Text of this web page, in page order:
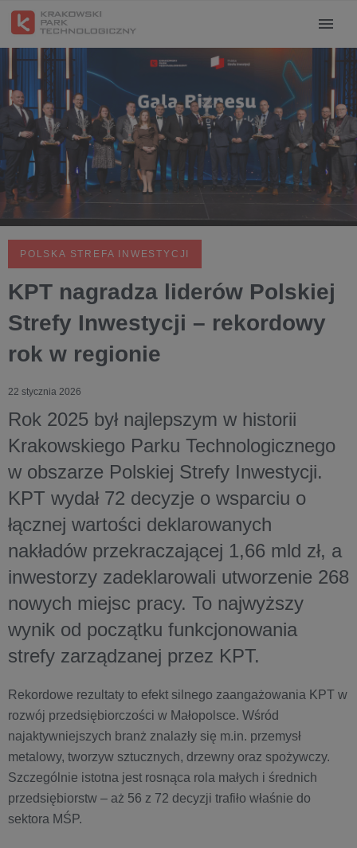
POLSKA STREFA INWESTYCJI
KPT nagradza liderów Polskiej
Strefy Inwestycji – rekordowy
rok w regionie
22 stycznia 2026
Rok 2025 był najlepszym w historii
Krakowskiego Parku Technologicznego
w obszarze Polskiej Strefy Inwestycji.
KPT wydał 72 decyzje o wsparciu o
łącznej wartości deklarowanych
nakładów przekraczającej 1,66 mld zł, a
inwestorzy zadeklarowali utworzenie 268
nowych miejsc pracy. To najwyższy
wynik od początku funkcjonowania
strefy zarządzanej przez KPT.
Rekordowe rezultaty to efekt silnego zaangażowania KPT w
rozwój przedsiębiorczości w Małopolsce. Wśród
najaktywniejszych branż znalazły się m.in. przemysł
metalowy, tworzyw sztucznych, drzewny oraz spożywczy.
Szczególnie istotna jest rosnąca rola małych i średnich
przedsiębiorstw – aż 56 z 72 decyzji trafiło właśnie do
sektora MŚP.